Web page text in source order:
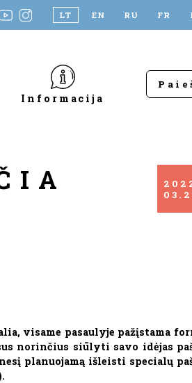
LT EN RU FR
Informacija
03
visame pasaulyje pažįstama
norinčius siūlyti savo idėjas
planuojamą išleisti specialų